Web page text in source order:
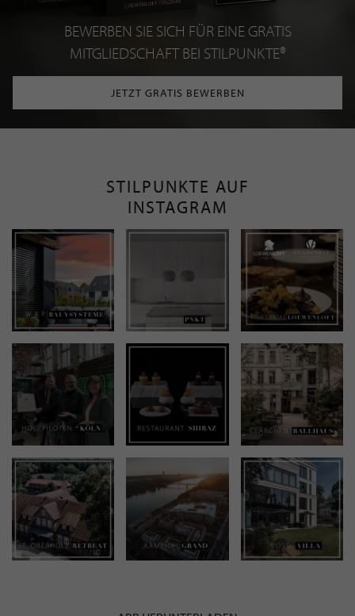
BEWERBEN SIE SICH FÜR EINE GRATIS
MITGLIEDSCHAFT BEI STILPUNKTE®
JETZT GRATIS BEWERBEN
STILPUNKTE AUF
INSTAGRAM